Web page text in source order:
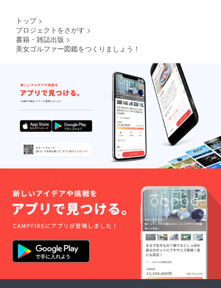
トップ >
プロジェクトをさがす >
書籍・雑誌出版 >
美女ゴルファー図鑑をつくりましょう！